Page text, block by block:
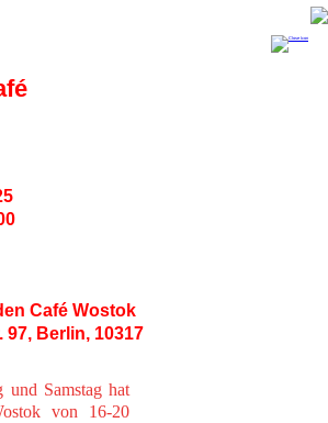
und Samstag hat
von 16-20
Café Wostok
97, Berlin, 10317